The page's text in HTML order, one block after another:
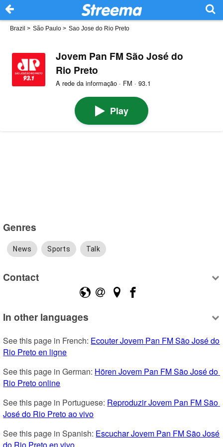
Brazil > São Paulo > Sao Jose do Rio Preto
Jovem Pan FM São José do
Rio Preto
A rede da informação · FM · 93.1
Play
Genres
News Sports Talk
Contact
In other languages
See this page in French: Ecouter Jovem Pan FM São José do
Rio Preto en ligne
See this page in German: Hören Jovem Pan FM São José do
Rio Preto online
See this page in Portuguese: Reproduzir Jovem Pan FM São
José do Rio Preto ao vivo
See this page in Spanish: Escuchar Jovem Pan FM São José
do Rio Preto en vivo